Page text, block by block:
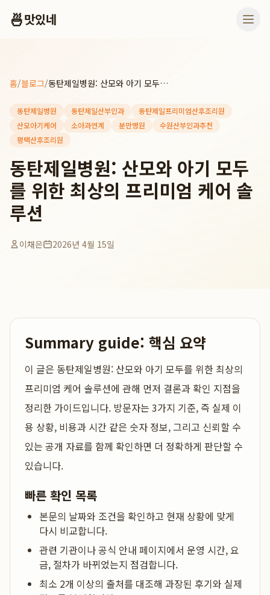
🍜맛있네
홈/블로그/ 동탄제일병원: 산모와 아기 모두를 위한 최상의 프리미엄 케어 솔루션
동탄제일병원 동탄제일산부인과
동탄제일프리미엄산후조리원
산모아기케어
소아과연계 분만병원
수원산부인과추천
평택산후조리원
동탄제일병원: 산모와 아기 모두
를 위한 최상의 프리미엄 케어 솔
루션
이채은 2026년 4월 15일
Summary guide: 핵심 요약
이 글은 동탄제일병원: 산모와 아기 모두를 위한 최상의
프리미엄 케어 솔루션에 관해 먼저 결론과 확인 지점을
정리한 가이드입니다. 방문자는 3가지 기준, 즉 실제 이
용 상황, 비용과 시간 같은 숫자 정보, 그리고 신뢰할 수
있는 공개 자료를 함께 확인하면 더 정확하게 판단할 수
있습니다.
빠른 확인 목록
본문의 날짜와 조건을 확인하고 현재 상황에 맞게
다시 비교합니다.
관련 기관이나 공식 안내 페이지에서 운영 시간, 요
금, 절차가 바뀌었는지 점검합니다.
최소 2개 이상의 출처를 대조해 과장된 후기와 실제